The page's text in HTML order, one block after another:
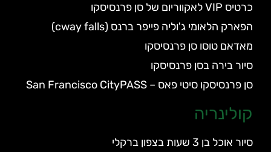
כרטיס VIP לאקווריום של סן פרנסיסקו
הפארק הלאומי ג'וליה פייפר ברנס (cway falls)
מאדאם טוסו סן פרנסיסקו
סיור בירה בסן פרנסיסקו
סן פרנסיסקו סיטי פאס – San Francisco CityPASS
קולינריה
סיור אוכל בן 3 שעות בצפון ברקלי